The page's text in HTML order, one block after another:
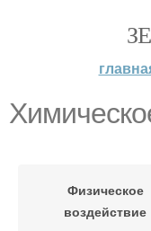
Физическое
воздействие